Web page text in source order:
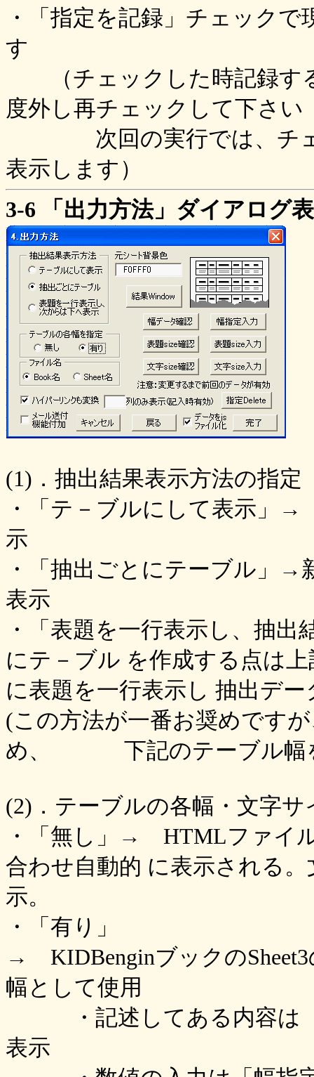
・「指定を記録」チェック
す
（チェックした時記録す
度外し再チェックして下さい
次回の実行では、チェ
表示します）
3-6 「出力方法」ダイアログ
(1)．抽出結果表示方法の指定
・「テ－ブルにして表示」
示
・「抽出ごとにテーブル」→
表示
・「表題を一行表示し、抽
にテ－ブル を作成する点は
に表題を一行表示し 抽出デ
(この方法が一番お奨めです
め、 下記のテーブル幅を
(2)．テーブルの各幅・文字サ
・「無し」→ HTMLファイ
合わせ自動的 に表示される
示。
・「有り」
→ KIDBenginブックの
幅として使用
・記述してある内容は「
表示